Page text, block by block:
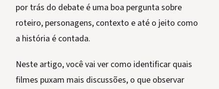
por trás do debate é uma boa pergunta sobre
roteiro, personagens, contexto e até o jeito como
a história é contada.
Neste artigo, você vai ver como identificar quais
filmes puxam mais discussões, o que observar